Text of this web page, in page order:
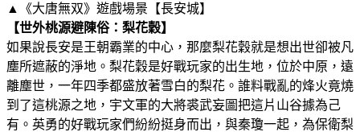
▲《大唐無双》遊戲場景【長安城】
【世外桃源避陳俗：梨花穀】
如果說長安是王朝霸業的中心，那麼梨花穀就是想出世卻被凡
塵所遮蔽的淨地。梨花穀是好戰玩家的出生地，位於中原，遠
離塵世，一年四季都盛放著雪白的梨花。誰料戰亂的烽火竟燒
到了這桃源之地，宇文軍的大將裘武妄圖把這片山谷據為己
有。英勇的好戰玩家們紛紛挺身而出，與秦瓊一起，為保衛梨